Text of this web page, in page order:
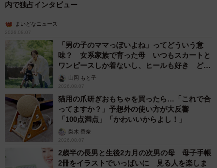
内で独占インタビュー
まいどなニュース
2026.08.07
「男の子のママっぽいよね」ってどういう意
味？ 女系家族で育った母 いつもスカートと
ワンピースしか着ないし、ヒールも好き どの
へんが…
山岡 もと子
2026.08.07
猫用の爪研ぎおもちゃを買ったら…「これで合
ってますか？」予想外の使い方が大反響
「100点満点」「かわいいからよし！」
梨木 香奈
2026.08.07
2歳半の長男と生後2カ月の次男の母 母子手帳
2冊をイラストでいっぱいに 見る人を楽しま